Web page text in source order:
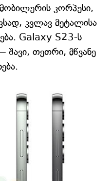
კორპუსი,
კვლავ მეტალისა
Galaxy S23-ს
თეთრი, მწვანე